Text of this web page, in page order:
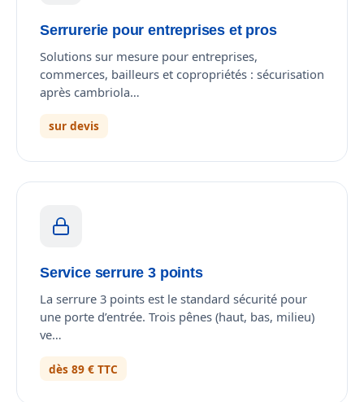
Serrurerie pour entreprises et pros
Solutions sur mesure pour entreprises,
commerces, bailleurs et copropriétés : sécurisation
après cambriola…
sur devis
Service serrure 3 points
La serrure 3 points est le standard sécurité pour
une porte d’entrée. Trois pênes (haut, bas, milieu)
ve…
dès 89 € TTC